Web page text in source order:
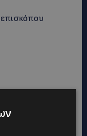
210 9828360